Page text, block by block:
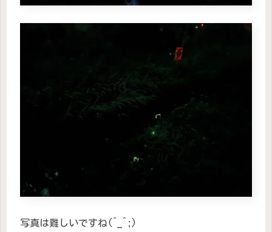
写真は難しいですね(^_^;)